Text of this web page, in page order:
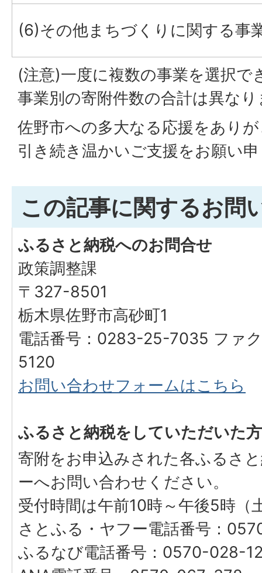
(6)その他まちづくりに関する事
(注意)一度に複数の事業を選択で
事業別の寄附件数の合計は異な
佐野市への多大なる応援をあり
引き続き温かいご支援をお願い
この記事に関するお問
ふるさと納税へのお問合せ
政策調整課
〒327-8501
栃木県佐野市高砂町1
電話番号：0283-25-7035 ファ
5120
お問い合わせフォームはこちら
ふるさと納税をしていただいた
寄附をお申込みされた各ふるさ
ーへお問い合わせください。
受付時間は午前10時～午後5時（
さとふる・ヤフー電話番号：
ふるなび電話番号：0570-028-